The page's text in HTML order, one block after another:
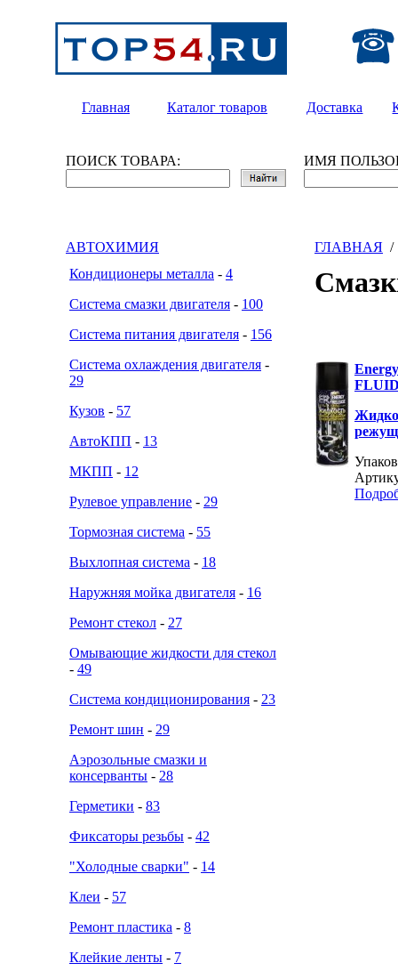
Главная Каталог товаров Доставка
ПОИСК ТОВАРА: ИМЯ
АВТОХИМИЯ
Кондиционеры металла - 4
Система смазки двигателя - 100
Система питания двигателя - 156
Система охлаждения двигателя -
29
Кузов - 57
АвтоКПП - 13
МКПП - 12
Рулевое управление - 29
Тормозная система - 55
Выхлопная система - 18
Наружняя мойка двигателя - 16
Ремонт стекол - 27
Омывающие жидкости для стекол
- 49
Система кондиционирования - 23
Ремонт шин - 29
Аэрозольные смазки и
консерванты - 28
Герметики - 83
Фиксаторы резьбы - 42
"Холодные сварки" - 14
Клеи - 57
Ремонт пластика - 8
Клейкие ленты - 7
ГЛАВНАЯ